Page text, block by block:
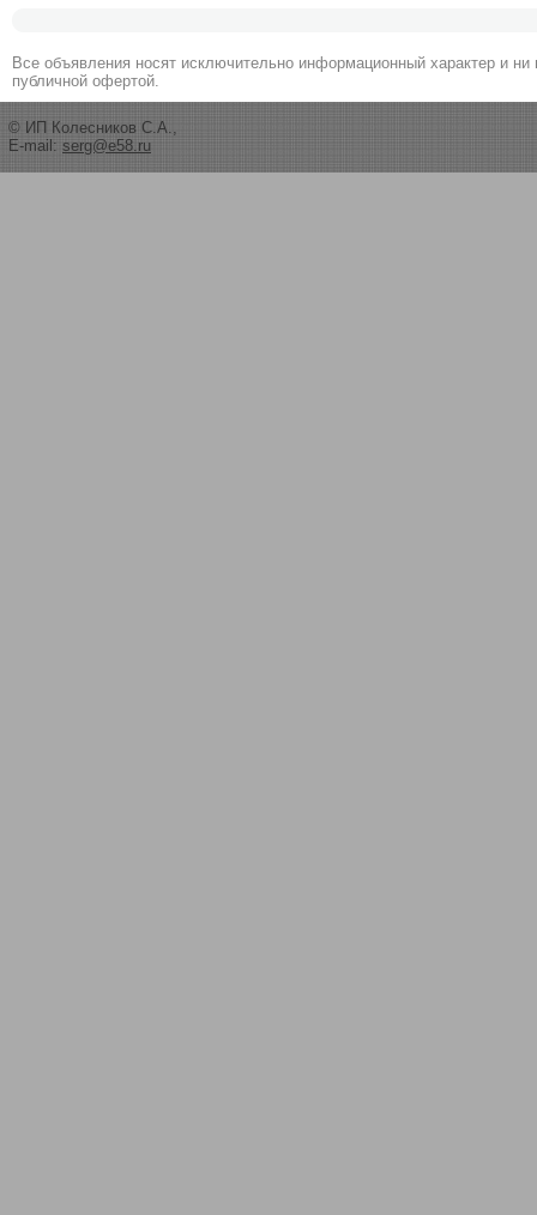
Все объявления носят исключительно информационный характер и ни
публичной офертой.
© ИП Колесников С.А.,
E-mail: serg@e58.ru